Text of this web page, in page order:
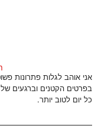
אני אוהב לגלות פתרונות
בפרטים הקטנים וברגעים
כל יום לטוב יותר.